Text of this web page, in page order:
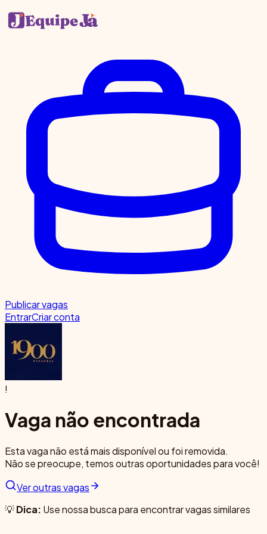
Publicar vagas
EntrarCriar conta
!
Vaga não encontrada
Esta vaga não está mais disponível ou foi removida.
Não se preocupe, temos outras oportunidades para você!
Ver outras vagas
💡Dica: Use nossa busca para encontrar vagas similares